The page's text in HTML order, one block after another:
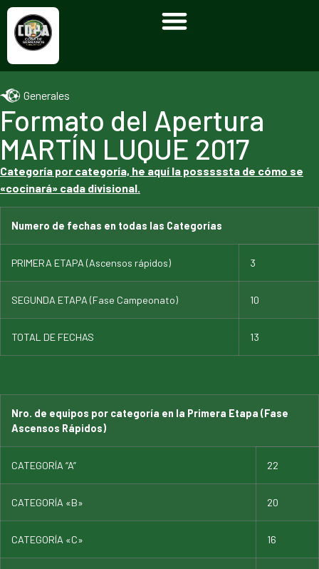
Generales
Formato del Apertura
MARTÍN LUQUE 2017
Categoría por categoría, he aquí la posssssta de cómo se
«cocinará» cada divisional.
Numero de fechas en todas las Categorías
PRIMERA ETAPA (Ascensos rápidos) 3
SEGUNDA ETAPA (Fase Campeonato) 10
TOTAL DE FECHAS 13
Nro. de equipos por categoría en la Primera Etapa (Fase
Ascensos Rápidos)
CATEGORÍA “A” 22
CATEGORÍA «B» 20
CATEGORÍA «C» 16